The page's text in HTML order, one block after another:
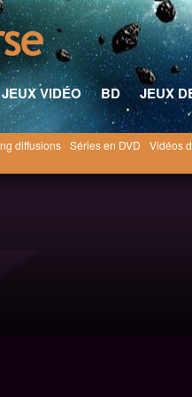
JEUX VIDÉO BD
JEUX
diffusions Séries en DVD Vidéos
Destins croisés [1999]